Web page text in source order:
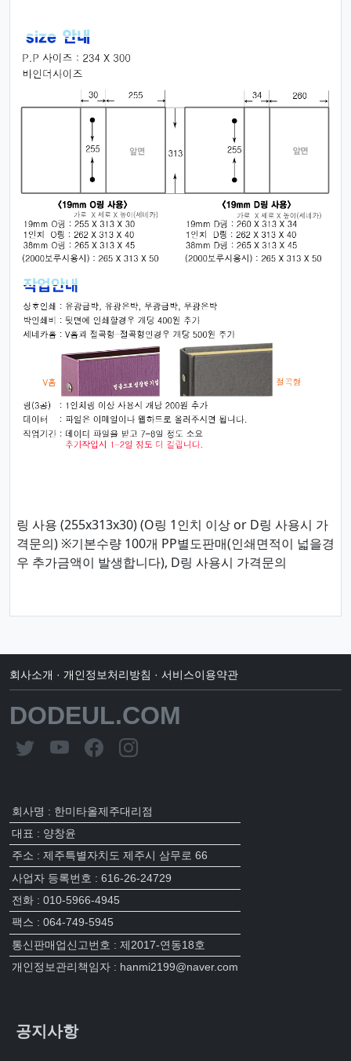
링 사용 (255x313x30) (O링 1인치 이상 or D링 사용시 가
격문의) ※기본수량 100개 PP별도판매(인쇄면적이 넓을경
우 추가금액이 발생합니다), D링 사용시 가격문의
회사소개 · 개인정보처리방침 · 서비스이용약관
DODEUL.COM
회사명 : 한미타올제주대리점
대표 : 양창윤
주소 : 제주특별자치도 제주시 삼무로 66
사업자 등록번호 : 616-26-24729
전화 : 010-5966-4945
팩스 : 064-749-5945
통신판매업신고번호 : 제2017-연동18호
개인정보관리책임자 : hanmi2199@naver.com
공지사항